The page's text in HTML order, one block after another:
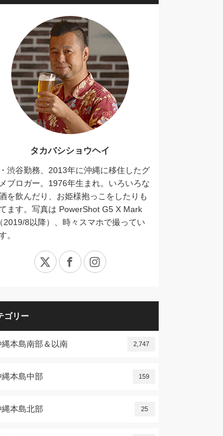
タカバシショウヘイ
渋谷勤務、2013年に沖縄に移住したグ
ブロガー。1976年生まれ。いろいろな
を飲んだり、お姫様抱っこをしたりも
ます。写真は PowerShot G5 X Mark
2019/8以降）、時々スマホで撮ってい
。
X FacebookInstagram
ゴリー
縄本島南部＆以南 2,747
縄本島中部 159
縄本島北部 25